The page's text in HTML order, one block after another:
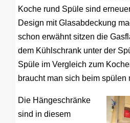
Koche rund Spüle sind
Design mit Glasabdeckung
schon erwähnt sitzen die
dem Kühlschrank unter der
Spüle im Vergleich zum
braucht man sich beim spülen
Die Hängeschränke
sind in diesem